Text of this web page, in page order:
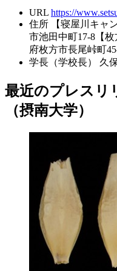
URL https://
住所
【寝屋川キャ
市池田中町17-8【
府枚方市長尾峠町
学長（学校長）
久
最近のプレスリ
（摂南大学）